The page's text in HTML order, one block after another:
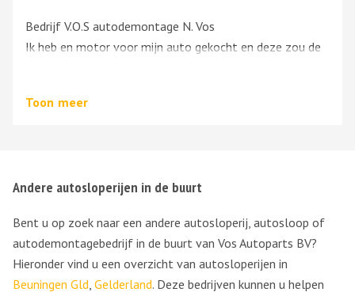
Bedrijf V.O.S autodemontage N. Vos
Ik heb en motor voor mijn auto gekocht en deze zou de
Toon meer
Andere autosloperijen in de buurt
Bent u op zoek naar een andere autosloperij, autosloop of
autodemontagebedrijf in de buurt van Vos Autoparts BV?
Hieronder vind u een overzicht van autosloperijen in
Beuningen Gld, Gelderland. Deze bedrijven kunnen u helpen